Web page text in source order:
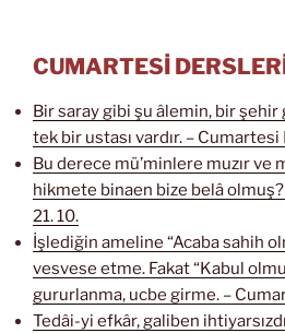
CUMARTESİ
Bir saray gibi şu âlemin, bir
tek bir ustası vardır. – Cumartesi
Bu derece mü’minlere muzır ve
hikmete binaen bize belâ
21. 10.
İşlediğin ameline “Acaba sahih
vesvese etme. Fakat “Kabul
gururlanma, ucbe girme. –
Tedâi-yi efkâr, galiben